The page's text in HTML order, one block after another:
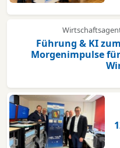
Führung & KI
Morgenimpulse